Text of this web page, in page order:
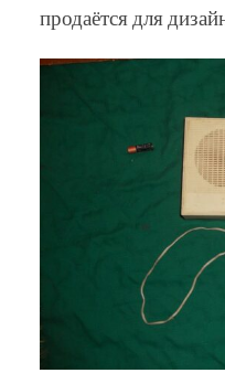
продаётся для